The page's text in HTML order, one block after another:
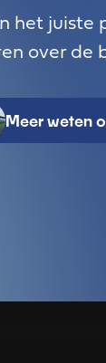
het
over de
Meer weten